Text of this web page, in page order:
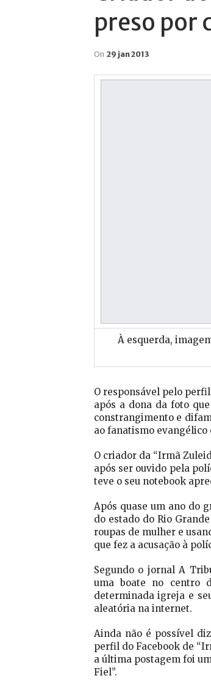
preso por
On 29 jan 2013
À esquerda,
O responsável pelo
após a dona da foto
constrangimento e
ao fanatismo evangélico
O criador da “Irmã
após ser ouvido pela
teve o seu notebook
Após quase um ano do
do estado do Rio
roupas de mulher e
que fez a acusação à
Segundo o jornal A
uma boate no centro
determinada igreja e
aleatória na internet.
Ainda não é possível
perfil do Facebook de
a última postagem foi
Fiel”.